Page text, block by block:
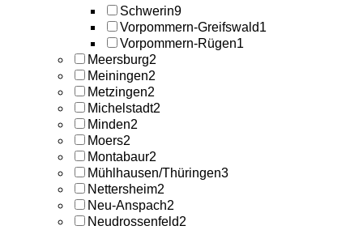
Schwerin9
Vorpommern-Greifswald1
Vorpommern-Rügen1
Meersburg2
Meiningen2
Metzingen2
Michelstadt2
Minden2
Moers2
Montabaur2
Mühlhausen/Thüringen3
Nettersheim2
Neu-Anspach2
Neudrossenfeld2